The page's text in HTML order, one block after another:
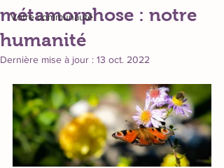
Votre communauté
métamorphose : notre
humanité
Dernière mise à jour : 13 oct. 2022